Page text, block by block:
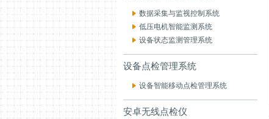
数据采集与监视控制系统
低压电机智能监测系统
设备状态监测管理系统
设备点检管理系统
设备智能移动点检管理系统
安卓无线点检仪